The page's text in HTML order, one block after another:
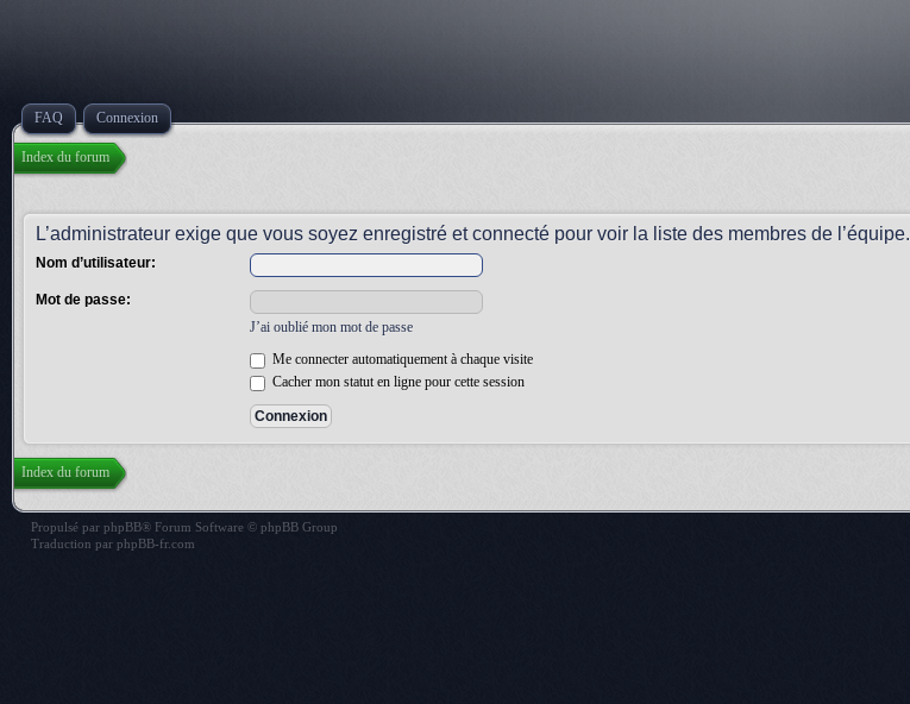
FAQ Connexion
Index du forum
L’administrateur exige que vous soyez enregistré et connecté pour voir la liste des membres de l’équipe.
Nom d’utilisateur:
Mot de passe:
J’ai oublié mon mot de passe
Me connecter automatiquement à chaque visite
Cacher mon statut en ligne pour cette session
Index du forum
Propulsé par phpBB® Forum Software © phpBB Group
Traduction par phpBB-fr.com